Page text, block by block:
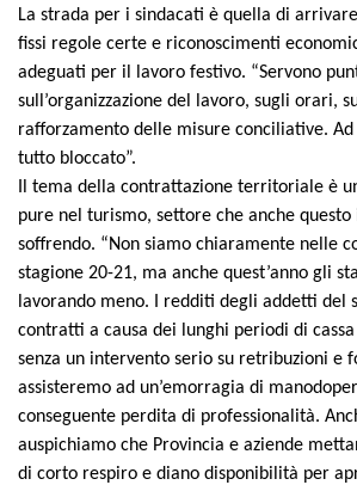
La strada per i sindacati è quella di
fissi regole certe e riconoscimenti
adeguati per il lavoro festivo. “Servono
sull’organizzazione del lavoro, sugli orari,
rafforzamento delle misure conciliative.
tutto bloccato”.
Il tema della contrattazione territoriale è
pure nel turismo, settore che anche questo
soffrendo. “Non siamo chiaramente nelle
stagione 20-21, ma anche quest’anno gli
lavorando meno. I redditi degli addetti del
contratti a causa dei lunghi periodi di
senza un intervento serio su retribuzioni e
assisteremo ad un’emorragia di
conseguente perdita di professionalità.
auspichiamo che Provincia e aziende
di corto respiro e diano disponibilità per